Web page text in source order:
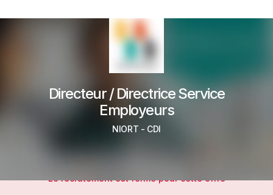
Directeur / Directrice Service
Employeurs
NIORT - CDI
Le recrutement est fermé pour cette offre